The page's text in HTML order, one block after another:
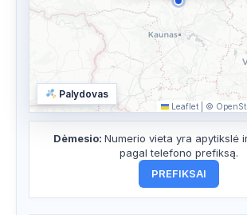
Leaflet ©
Palydovas
Dėmesio: Numerio vieta yra apytikslė
pagal telefono prefiksą.
PREFIKSAI